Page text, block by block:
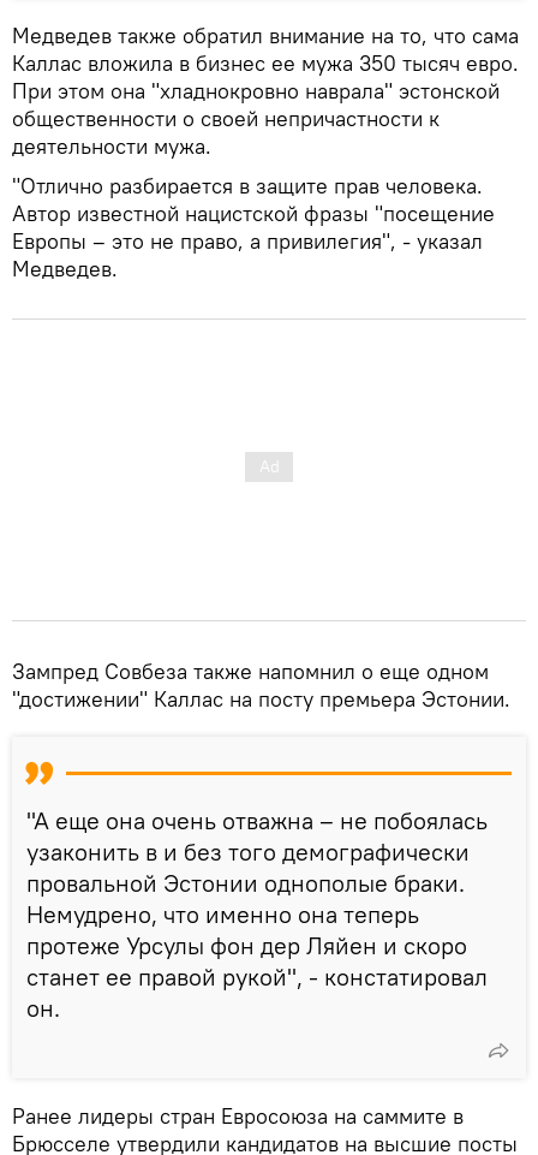
Медведев также обратил внимание на то, что сама
Каллас вложила в бизнес ее мужа 350 тысяч евро.
При этом она "хладнокровно наврала" эстонской
общественности о своей непричастности к
деятельности мужа.
"Отлично разбирается в защите прав человека.
Автор известной нацистской фразы "посещение
Европы – это не право, а привилегия", - указал
Медведев.
Зампред Совбеза также напомнил о еще одном
"достижении" Каллас на посту премьера Эстонии.
"А еще она очень отважна – не побоялась
узаконить в и без того демографически
провальной Эстонии однополые браки.
Немудрено, что именно она теперь
протеже Урсулы фон дер Ляйен и скоро
станет ее правой рукой", - констатировал
он.
Ранее лидеры стран Евросоюза на саммите в
Брюсселе утвердили кандидатов на высшие посты